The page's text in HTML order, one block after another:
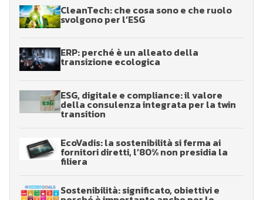
CleanTech: che cosa sono e che ruolo
svolgono per l’ESG
ERP: perché è un alleato della
transizione ecologica
ESG, digitale e compliance: il valore
della consulenza integrata per la twin
transition
EcoVadis: la sostenibilità si ferma ai
fornitori diretti, l’80% non presidia la
filiera
Sostenibilità: significato, obiettivi e